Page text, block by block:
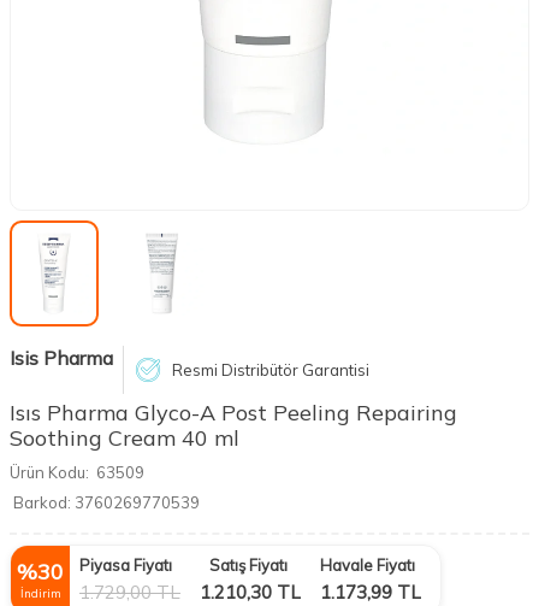
Isis Pharma Resmi Distribütör Garantisi
Isıs Pharma Glyco-A Post Peeling Repairing
Soothing Cream 40 ml
Ürün Kodu: 63509
Barkod: 3760269770539
%30
İndirim
Piyasa Fiyatı
1.729,00TL
Satış Fiyatı
1.210,30 TL
Havale Fiyatı
1.173,99 TL